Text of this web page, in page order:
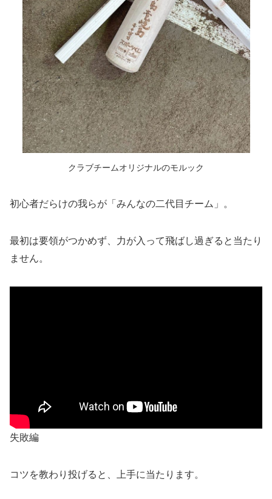
クラブチームオリジナルのモルック
初心者だらけの我らが「みんなの二代目チーム」。
最初は要領がつかめず、力が入って飛ばし過ぎると当たり
ません。
失敗編
コツを教わり投げると、上手に当たります。